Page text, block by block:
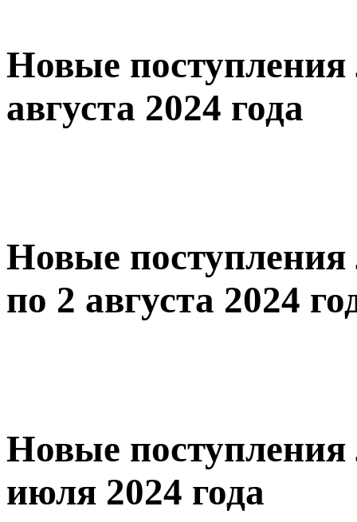
Новые поступления
августа 2024 года
Новые
по 2 августа 2024
Новые поступления
июля 2024 года